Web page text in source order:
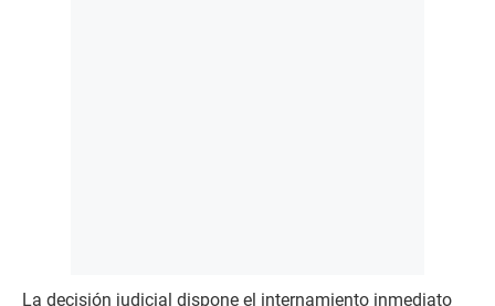
La decisión judicial dispone el internamiento inmediato